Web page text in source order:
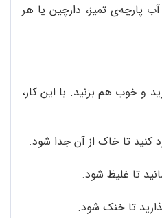
پارچه‌ی تمیز، دارچین یا هر
و خوب هم بزنید. با این کار،